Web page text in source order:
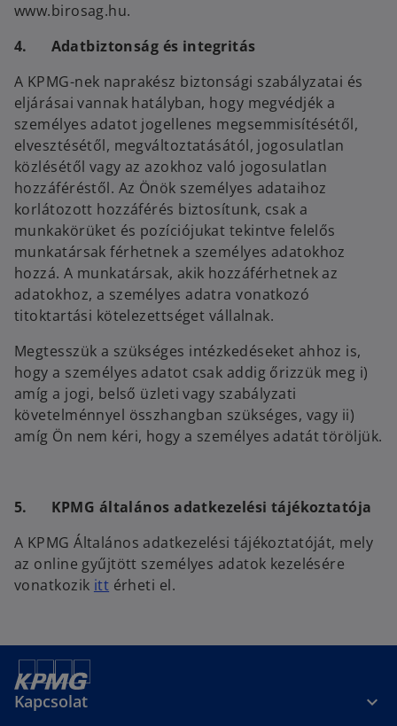
www.birosag.hu.
4. Adatbiztonság és integritás
A KPMG-nek naprakész biztonsági szabályzatai és
eljárásai vannak hatályban, hogy megvédjék a
személyes adatot jogellenes megsemmisítésétől,
elvesztésétől, megváltoztatásától, jogosulatlan
közlésétől vagy az azokhoz való jogosulatlan
hozzáféréstől. Az Önök személyes adataihoz
korlátozott hozzáférés biztosítunk, csak a
munkakörüket és pozíciójukat tekintve felelős
munkatársak férhetnek a személyes adatokhoz
hozzá. A munkatársak, akik hozzáférhetnek az
adatokhoz, a személyes adatra vonatkozó
titoktartási kötelezettséget vállalnak.
Megtesszük a szükséges intézkedéseket ahhoz is,
hogy a személyes adatot csak addig őrizzük meg i)
amíg a jogi, belső üzleti vagy szabályzati
követelménnyel összhangban szükséges, vagy ii)
amíg Ön nem kéri, hogy a személyes adatát töröljük.
5. KPMG általános adatkezelési tájékoztatója
A KPMG Általános adatkezelési tájékoztatóját, mely
az online gyűjtött személyes adatok kezelésére
vonatkozik itt érheti el.
Kapcsolat